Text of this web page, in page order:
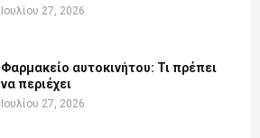
Ιουλίου 27, 2026
Φαρμακείο αυτοκινήτου: Τι πρέπει
να περιέχει
Ιουλίου 27, 2026